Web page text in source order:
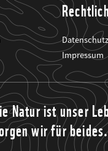
Datenschutz
Impressum
Natur ist unser
wir für beides.